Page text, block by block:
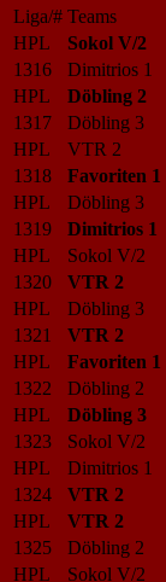
Liga/# Teams
HPL
Sokol V/2
1316
Dimitrios 1
HPL
Döbling 2
1317
Döbling 3
HPL
VTR 2
1318
Favoriten 1
HPL
Döbling 3
1319
Dimitrios 1
HPL
Sokol V/2
1320
VTR 2
HPL
Döbling 3
1321
VTR 2
HPL
Favoriten 1
1322
Döbling 2
HPL
Döbling 3
1323
Sokol V/2
HPL
Dimitrios 1
1324
VTR 2
HPL
VTR 2
1325
Döbling 2
HPL
Sokol V/2